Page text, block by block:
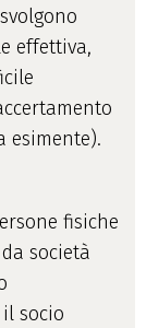
effettiva,
esimente).
fisiche
società
socio